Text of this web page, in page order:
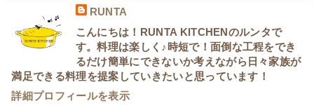
RUNTA
こんにちは！RUNTA KITCHENのルンタで
す。料理は楽しく♪時短で！面倒な工程をでき
るだけ簡単にできないか考えながら日々家族が
満足できる料理を提案していきたいと思っています！
詳細プロフィールを表示